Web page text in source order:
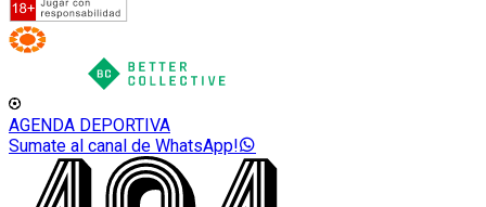
AGENDA DEPORTIVA
Sumate al canal de WhatsApp!